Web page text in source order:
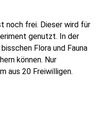
noch frei. Dieser wird für
genutzt. In der
Flora und Fauna
können. Nur
aus 20 Freiwilligen.